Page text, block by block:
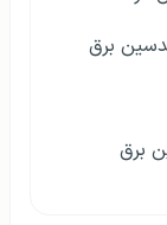
برق
برق